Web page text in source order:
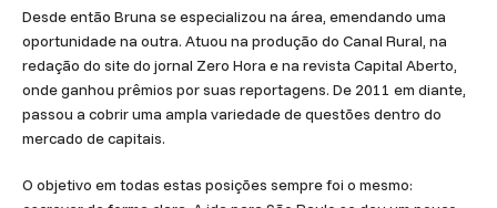
Desde então Bruna se especializou na área, emendando uma
oportunidade na outra. Atuou na produção do Canal Rural, na
redação do site do jornal Zero Hora e na revista Capital Aberto,
onde ganhou prêmios por suas reportagens. De 2011 em diante,
passou a cobrir uma ampla variedade de questões dentro do
mercado de capitais.
O objetivo em todas estas posições sempre foi o mesmo: